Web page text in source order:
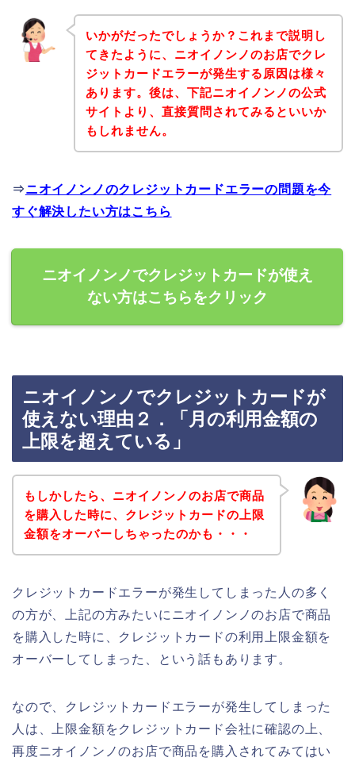
いかがだったでしょうか？これまで説明し
てきたように、ニオイノンノのお店でクレ
ジットカードエラーが発生する原因は様々
あります。後は、下記ニオイノンノの公式
サイトより、直接質問されてみるといいか
もしれません。
⇒ニオイノンノのクレジットカードエラーの問題を今
すぐ解決したい方はこちら
ニオイノンノでクレジットカードが使え
ない方はこちらをクリック
ニオイノンノでクレジットカードが
使えない理由２．「月の利用金額の
上限を超えている」
もしかしたら、ニオイノンノのお店で商品
を購入した時に、クレジットカードの上限
金額をオーバーしちゃったのかも・・・
クレジットカードエラーが発生してしまった人の多く
の方が、上記の方みたいにニオイノンノのお店で商品
を購入した時に、クレジットカードの利用上限金額を
オーバーしてしまった、という話もあります。
なので、クレジットカードエラーが発生してしまった
人は、上限金額をクレジットカード会社に確認の上、
再度ニオイノンノのお店で商品を購入されてみてはい